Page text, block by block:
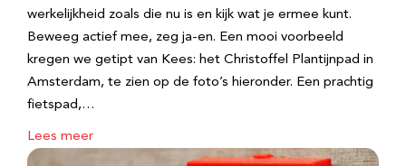
werkelijkheid zoals die nu is en kijk wat je ermee kunt.
Beweeg actief mee, zeg ja-en. Een mooi voorbeeld
kregen we getipt van Kees: het Christoffel Plantijnpad in
Amsterdam, te zien op de foto’s hieronder. Een prachtig
fietspad,…
Lees meer